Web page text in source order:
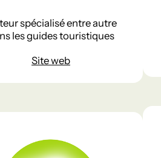
spécialisé entre autre
les guides touristiques
Site web